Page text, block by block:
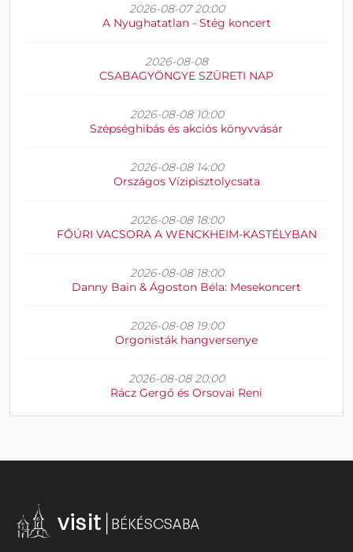
2026-08-07 20:00
A Nyughatatlan - Stég koncert
2026-08-08
CSABAGYÖNGYE SZÜRETI NAP
2026-08-08 10:00
Szépséghibás és akciós könyvvásár
2026-08-08 14:00
Országos Vízipisztolycsata
2026-08-08 18:00
FŐÚRI VACSORA A WENCKHEIM-KASTÉLYBAN
2026-08-08 18:00
Danny Bain & Ágoston Béla: Mesekoncert
2026-08-08 19:00
Orgonisták hangversenye
2026-08-08 20:00
Rácz Gergő és Orsovai Reni